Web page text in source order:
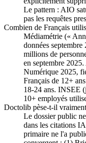
Le pattern : AIO
pas les requêtes
Combien de Français
Médiamétrie («
données
millions de
en septembre
Numérique 2025,
Français de 12+
18-24 ans. INSEE
10+ employés
Doctolib pèse-t-il
Le dossier public
dans les citations
primaire ne l'a